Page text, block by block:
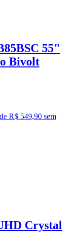
55"
Bivolt
R$ 549,90 sem
Crystal